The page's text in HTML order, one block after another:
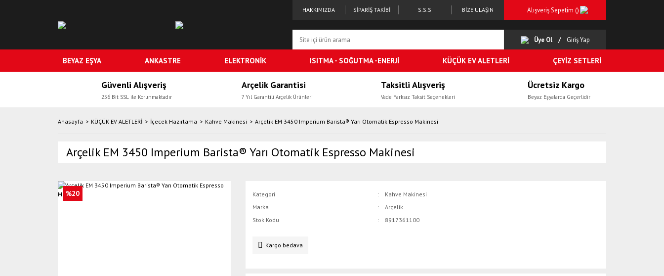
HAKKIMIZDA SİPARİŞ TAKİBİ S.S.S BİZE ULAŞIN Alışveriş Sepetim ()
Üye Ol Giriş Yap
BEYAZ EŞYA ANKASTRE ELEKTRONİK ISITMA - SOĞUTMA -ENERJİ KÜÇÜK EV ALETLERİ ÇEYİZ SETLERİ
Güvenli Alışveriş
256 Bit SSL ile Korunmaktadır
Arçelik Garantisi
7 Yıl Garantili Arçelik Ürünleri
Taksitli Alışveriş
Vade Farksız Taksit Seçenekleri
Ücretsiz Kargo
Beyaz Eşyalarda Geçerlidir
Anasayfa KÜÇÜK EV ALETLERİ İçecek Hazırlama Kahve Makinesi Arçelik EM 3450 Imperium Barista® Yarı Otomatik Espresso Makinesi
Arçelik EM 3450 Imperium Barista® Yarı Otomatik Espresso Makinesi
%20 Kategori
Kahve Makinesi
Marka
Arçelik
Stok Kodu
8917361100
Kargo bedava